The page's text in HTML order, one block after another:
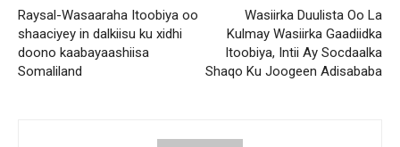
Raysal-Wasaaraha Itoobiya oo
shaaciyey in dalkiisu ku xidhi
doono kaabayaashiisa
Somaliland
Wasiirka Duulista Oo La
Kulmay Wasiirka Gaadiidka
Itoobiya, Intii Ay Socdaalka
Shaqo Ku Joogeen Adisababa